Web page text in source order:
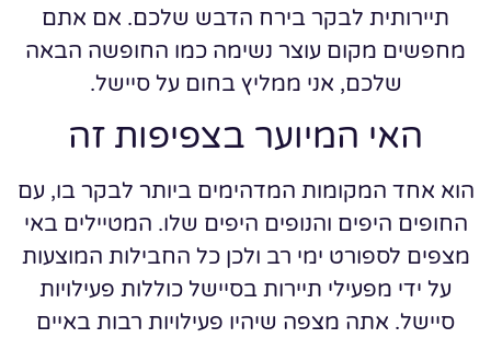
תיירותית לבקר בירח הדבש שלכם. אם אתם
מחפשים מקום עוצר נשימה כמו החופשה הבאה
שלכם, אני ממליץ בחום על סיישל.
האי המיוער בצפיפות זה
הוא אחד המקומות המדהימים ביותר לבקר בו, עם
החופים היפים והנופים היפים שלו. המטיילים באי
מצפים לספורט ימי רב ולכן כל החבילות המוצעות
על ידי מפעילי תיירות בסיישל כוללות פעילויות
סיישל. אתה מצפה שיהיו פעילויות רבות באיים